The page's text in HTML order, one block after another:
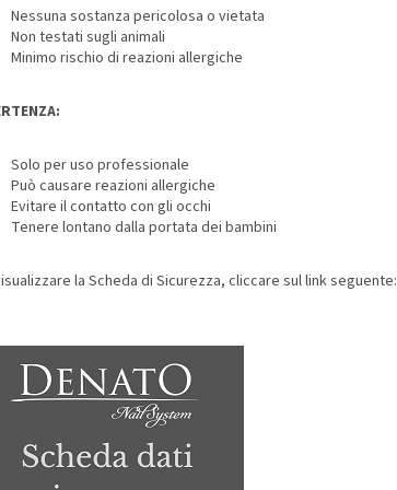
Nessuna sostanza pericolosa o vietata
Non testati sugli animali
Minimo rischio di reazioni allergiche
Solo per uso professionale
Può causare reazioni allergiche
Evitare il contatto con gli occhi
Tenere lontano dalla portata dei bambini
la Scheda di Sicurezza, cliccare sul link seguente: